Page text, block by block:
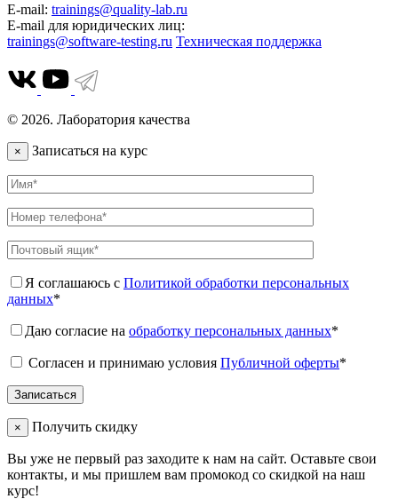
E-mail: trainings@quality-lab.ru
E-mail для юридических лиц:
trainings@software-testing.ru Техническая поддержка
© 2026. Лаборатория качества
× Записаться на курс
Я соглашаюсь с Политикой обработки персональных
данных*
Даю согласие на обработку персональных данных*
Согласен и принимаю условия Публичной оферты*
× Получить скидку
Вы уже не первый раз заходите к нам на сайт. Оставьте свои
контакты, и мы пришлем вам промокод со скидкой на наш
курс!